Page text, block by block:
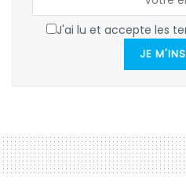
J'ai lu et accepte les
JE